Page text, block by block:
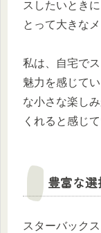
スしたいとき
とって大きな
私は、自宅で
魅力を感じて
な小さな楽し
くれると感じて
豊富な
スターバック